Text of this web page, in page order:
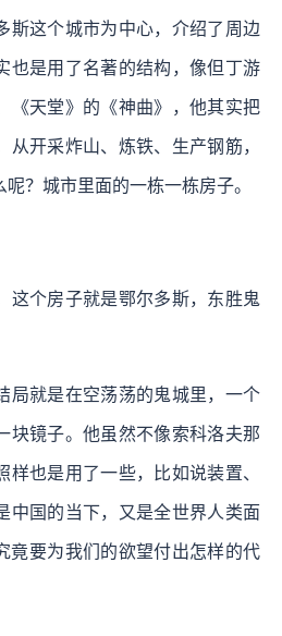
斯这个城市为中心，介绍了周边
也是用了名著的结构，像但丁游
《天堂》的《神曲》，他其实把
开采炸山、炼铁、生产钢筋，
？城市里面的一栋一栋房子。
这个房子就是鄂尔多斯，东胜鬼
局就是在空荡荡的鬼城里，一个
块镜子。他虽然不像索科洛夫那
也是用了一些，比如说装置、
中国的当下，又是全世界人类面
要为我们的欲望付出怎样的代